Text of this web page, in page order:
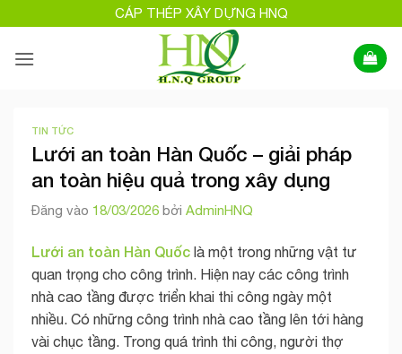
qua
nội
CÁP THÉP XÂY DỰNG HNQ
TIN TỨC
Lưới an toàn Hàn Quốc – giải pháp
an toàn hiệu quả trong xây dụng
Đăng vào 18/03/2026 bởi AdminHNQ
Lưới an toàn Hàn Quốc là một trong những vật tư
quan trọng cho công trình. Hiện nay các công trình
nhà cao tầng được triển khai thi công ngày một
nhiều. Có những công trình nhà cao tầng lên tới hàng
vài chục tầng. Trong quá trình thi công, người thợ